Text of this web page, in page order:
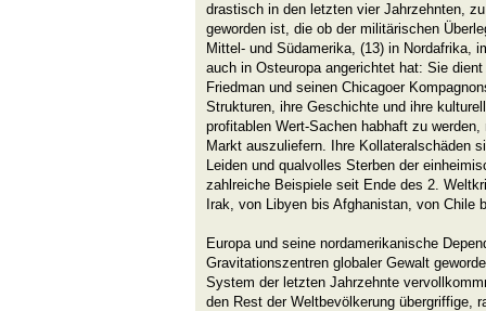
drastisch in den letzten vier Jahrzehnten,
geworden ist, die ob der militärischen
Mittel- und Südamerika, (13) in Nordafrika,
auch in Osteuropa angerichtet hat: Sie
Friedman und seinen Chicagoer
Strukturen, ihre Geschichte und ihre
profitablen Wert-Sachen habhaft zu
Markt auszuliefern. Ihre Kollateralschäden
Leiden und qualvolles Sterben der
zahlreiche Beispiele seit Ende des 2.
Irak, von Libyen bis Afghanistan, von Chile
Europa und seine nordamerikanische
Gravitationszentren globaler Gewalt
System der letzten Jahrzehnte
den Rest der Weltbevölkerung übergriffige,